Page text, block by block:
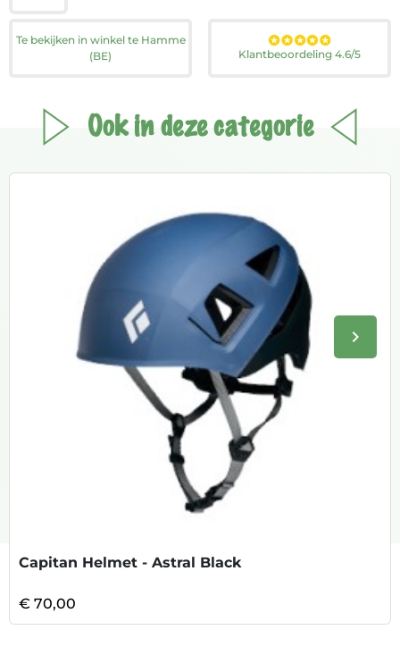
Te bekijken in winkel te Hamme
(BE)
Klantbeoordeling 4.6/5
Ook in deze categorie
keyboard_arrow_right
Capitan Helmet - Astral Black
€ 70,00